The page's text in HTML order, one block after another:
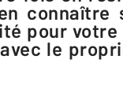
pour
le